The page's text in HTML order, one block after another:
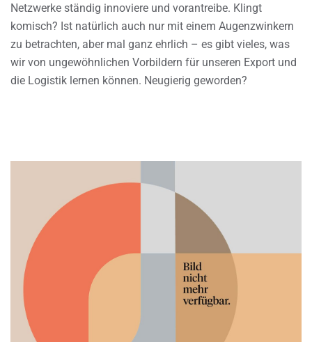
Netzwerke ständig innoviere und vorantreibe. Klingt
komisch? Ist natürlich auch nur mit einem Augenzwinkern
zu betrachten, aber mal ganz ehrlich – es gibt vieles, was
wir von ungewöhnlichen Vorbildern für unseren Export und
die Logistik lernen können. Neugierig geworden?